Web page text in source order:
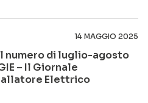
14 MAGGIO 2025
numero di luglio-agosto
– Il Giornale
Elettrico